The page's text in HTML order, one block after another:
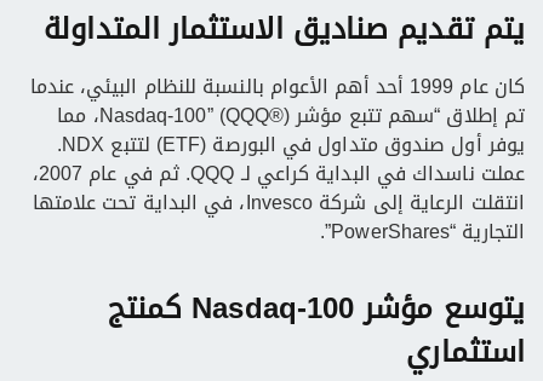
يتم تقديم صناديق الاستثمار المتداولة
كان عام 1999 أحد أهم الأعوام بالنسبة للنظام البيئي، عندما
تم إطلاق “سهم تتبع مؤشر Nasdaq-100” (QQQ®)، مما
يوفر أول صندوق متداول في البورصة (ETF) لتتبع NDX.
عملت ناسداك في البداية كراعي لـ QQQ. ثم في عام 2007،
انتقلت الرعاية إلى شركة Invesco، في البداية تحت علامتها
التجارية “PowerShares”.
يتوسع مؤشر Nasdaq-100 كمنتج
استثماري